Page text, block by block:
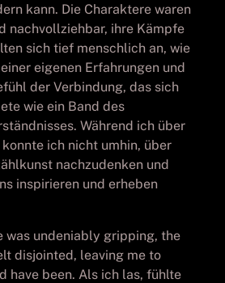
kann. Die Charaktere waren
nachvollziehbar, ihre Kämpfe
sich tief menschlich an, wie
eigenen Erfahrungen und
der Verbindung, das sich
wie ein Band des
Während ich über
konnte ich nicht umhin, über
nachzudenken und
inspirieren und erheben
was undeniably gripping, the
disjointed, leaving me to
have been. Als ich las, fühlte